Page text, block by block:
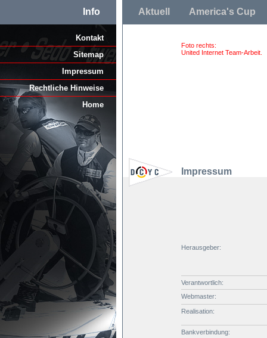
Info Aktuell America's Cup
Kontakt
Sitemap
Impressum
Rechtliche Hinweise
Home
Foto rechts:
United Internet Team-Arbeit.
Impressum
Herausgeber:
Verantwortlich:
Webmaster:
Realisation:
Bankverbindung: